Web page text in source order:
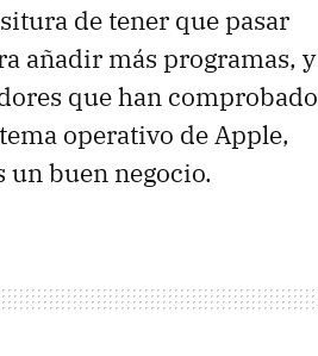
de tener que pasar
añadir más programas, y
que han comprobado
operativo de Apple,
un buen negocio.